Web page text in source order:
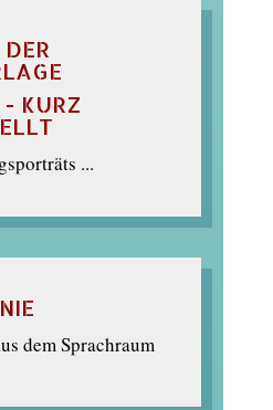
KURZ
...
dem Sprachraum